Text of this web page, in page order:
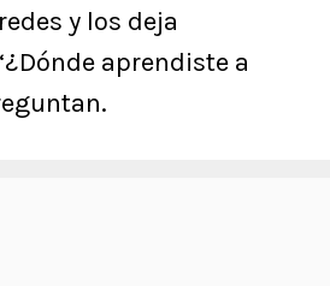
y los deja
aprendiste a